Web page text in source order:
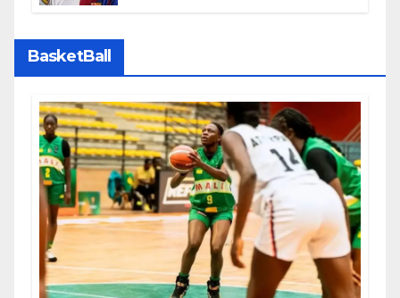
BasketBall